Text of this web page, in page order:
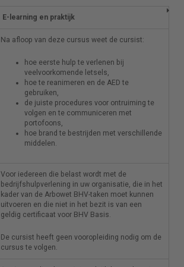
E-learning en praktijk
Na afloop van deze cursus weet de cursist:
hoe eerste hulp te verlenen bij
veelvoorkomende letsels,
hoe te reanimeren en de AED te
gebruiken,
de juiste procedures voor ontruiming te
volgen en te communiceren met
portofoons,
hoe brand te bestrijden met
verschillende middelen.
Voor iedereen die belast wordt met de
bedrijfshulpverlening in uw organisatie, die in
het kader van de Arbowet BHV-taken moet
kunnen uitvoeren en die niet in het bezit is van
een geldig certificaat voor BHV Basis
De cursist heeft geen vooropleiding nodig om
de cursus te volgen.
E-learning en praktijk
Na afloop van deze cursus weet de cursist:
hoe eerste hulp te verlenen bij
veelvoorkomende letsels,
hoe te reanimeren en de AED te
gebruiken,
de juiste procedures voor ontruiming te
volgen en te communiceren met
portofoons,
hoe brand te bestrijden met verschillende
middelen.
Voor iedereen die belast wordt met de
bedrijfshulpverlening in uw organisatie, die in het
kader van de Arbowet BHV-taken moet kunnen
uitvoeren en die niet in het bezit is van een
geldig certificaat voor BHV Basis.
De cursist heeft geen vooropleiding nodig om de
cursus te volgen.